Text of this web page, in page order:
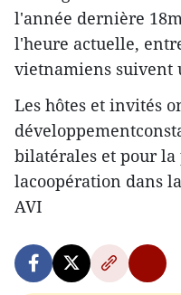
l'année dernière
l'heure actuelle,
vietnamiens suivent
Les hôtes et invités
bilatérales et pour
lacoopération dans
AVI